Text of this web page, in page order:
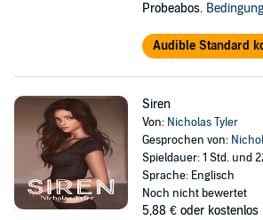
Probeabos.
Audible Standard
Siren
Von: Nicholas Tyler
Gesprochen von:
Spieldauer: 1 Std. und
Sprache: Englisch
Noch nicht bewertet
5,88 € oder